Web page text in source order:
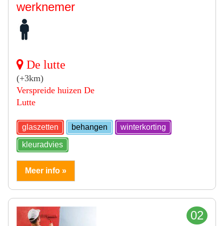
werknemer
De lutte
(+3km)
Verspreide huizen De
Lutte
glaszetten behangen winterkorting
kleuradvies
Meer info »
02